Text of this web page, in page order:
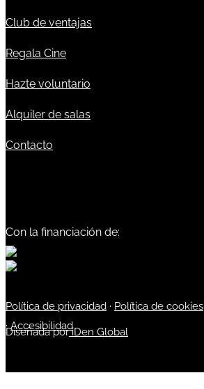
Club de ventajas
Regala Cine
Hazte voluntario
Alquiler de salas
Contacto
Con la financiación de:
Política de privacidad · Política de cookies
·Accesibilidad
Diseñada poriDen Global